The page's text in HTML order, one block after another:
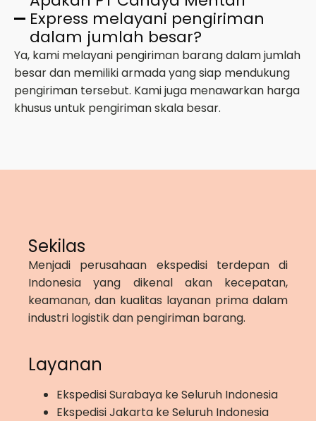
Express melayani pengiriman
dalam jumlah besar?
Ya, kami melayani pengiriman barang dalam jumlah
besar dan memiliki armada yang siap mendukung
pengiriman tersebut. Kami juga menawarkan harga
khusus untuk pengiriman skala besar.
Sekilas
Menjadi perusahaan ekspedisi terdepan di
Indonesia yang dikenal akan kecepatan,
keamanan, dan kualitas layanan prima dalam
industri logistik dan pengiriman barang.
Layanan
Ekspedisi Surabaya ke Seluruh Indonesia
Ekspedisi Jakarta ke Seluruh Indonesia